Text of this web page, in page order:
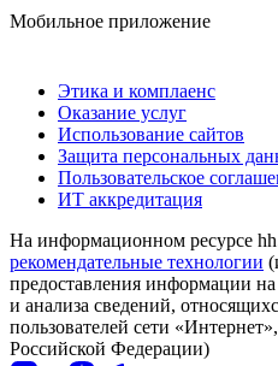
Мобильное приложение
Этика и комплаенс
Оказание услуг
Использование сайтов
Защита персональных
Пользовательское
ИТ аккредитация
На информационном ресурсе
рекомендательные технологии
предоставления информации
и анализа сведений,
пользователей сети
Российской Федерации)